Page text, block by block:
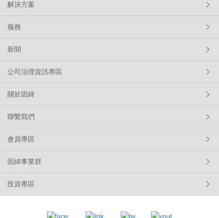
解決方案
服務
新聞
公司治理資訊專區
關於固緯
聯繫我們
會員專區
固緯事業群
投資專區